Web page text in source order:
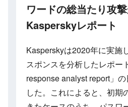
ワードの総当たり攻
Kasperskyレポート
Kasperskyは2020年に実施
スポンスを分析したレポー
response analyst report」
した。これによると、初期